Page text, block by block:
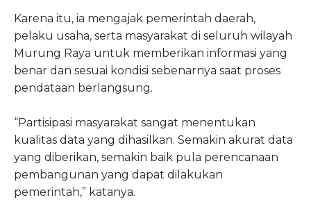
Karena itu, ia mengajak pemerintah daerah,
pelaku usaha, serta masyarakat di seluruh wilayah
Murung Raya untuk memberikan informasi yang
benar dan sesuai kondisi sebenarnya saat proses
pendataan berlangsung.
“Partisipasi masyarakat sangat menentukan
kualitas data yang dihasilkan. Semakin akurat data
yang diberikan, semakin baik pula perencanaan
pembangunan yang dapat dilakukan
pemerintah,” katanya.